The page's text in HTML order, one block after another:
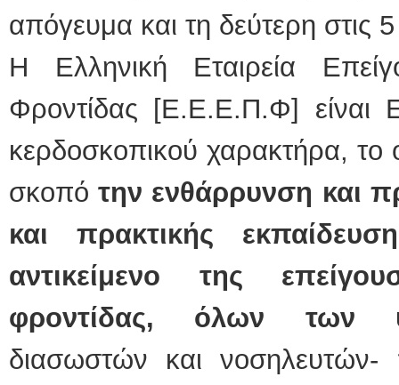
απόγευμα και τη δεύτερη στις
Η Ελληνική Εταιρεία
Φροντίδας [Ε.Ε.Ε.Π.Φ] είναι
κερδοσκοπικού χαρακτήρα, το
σκοπότην ενθάρρυνση και
και πρακτικής
αντικείμενο της
φροντίδας, όλων των
διασωστών και